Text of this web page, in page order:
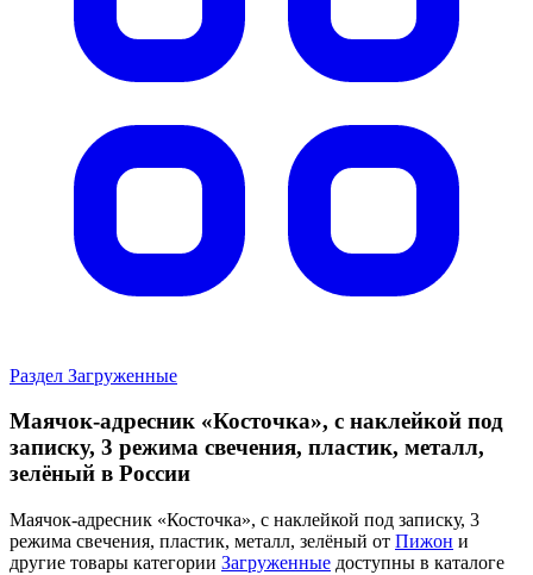
Раздел Загруженные
Маячок-адресник «Косточка», с наклейкой под
записку, 3 режима свечения, пластик, металл,
зелёный в России
Маячок-адресник «Косточка», с наклейкой под записку, 3
режима свечения, пластик, металл, зелёный от Пижон и
другие товары категории Загруженные доступны в каталоге